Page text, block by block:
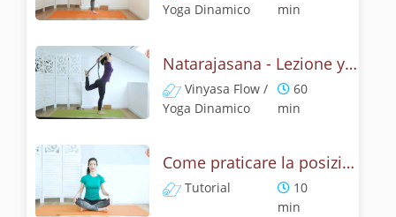
Yoga Dinamico
min
Natarajasana - Lezione yoga con la mitologia della posizione di Shiva danzante
Vinyasa Flow /
Yoga Dinamico
60
min
Come praticare la posizione del leone? Tutorial Simhasana
Tutorial
10
min